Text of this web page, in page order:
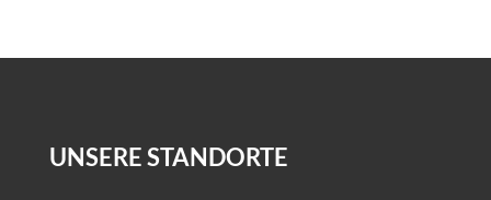
UNSERE STANDORTE